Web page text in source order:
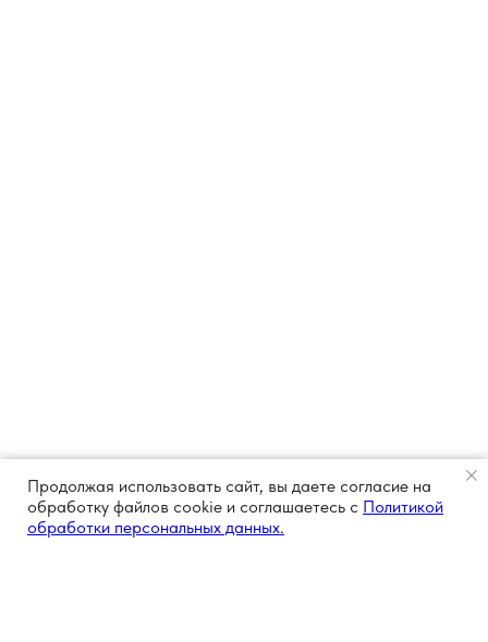
Продолжая использовать сайт, вы даете согласие на
обработку файлов cookie и соглашаетесь с Политикой
обработки персональных данных.